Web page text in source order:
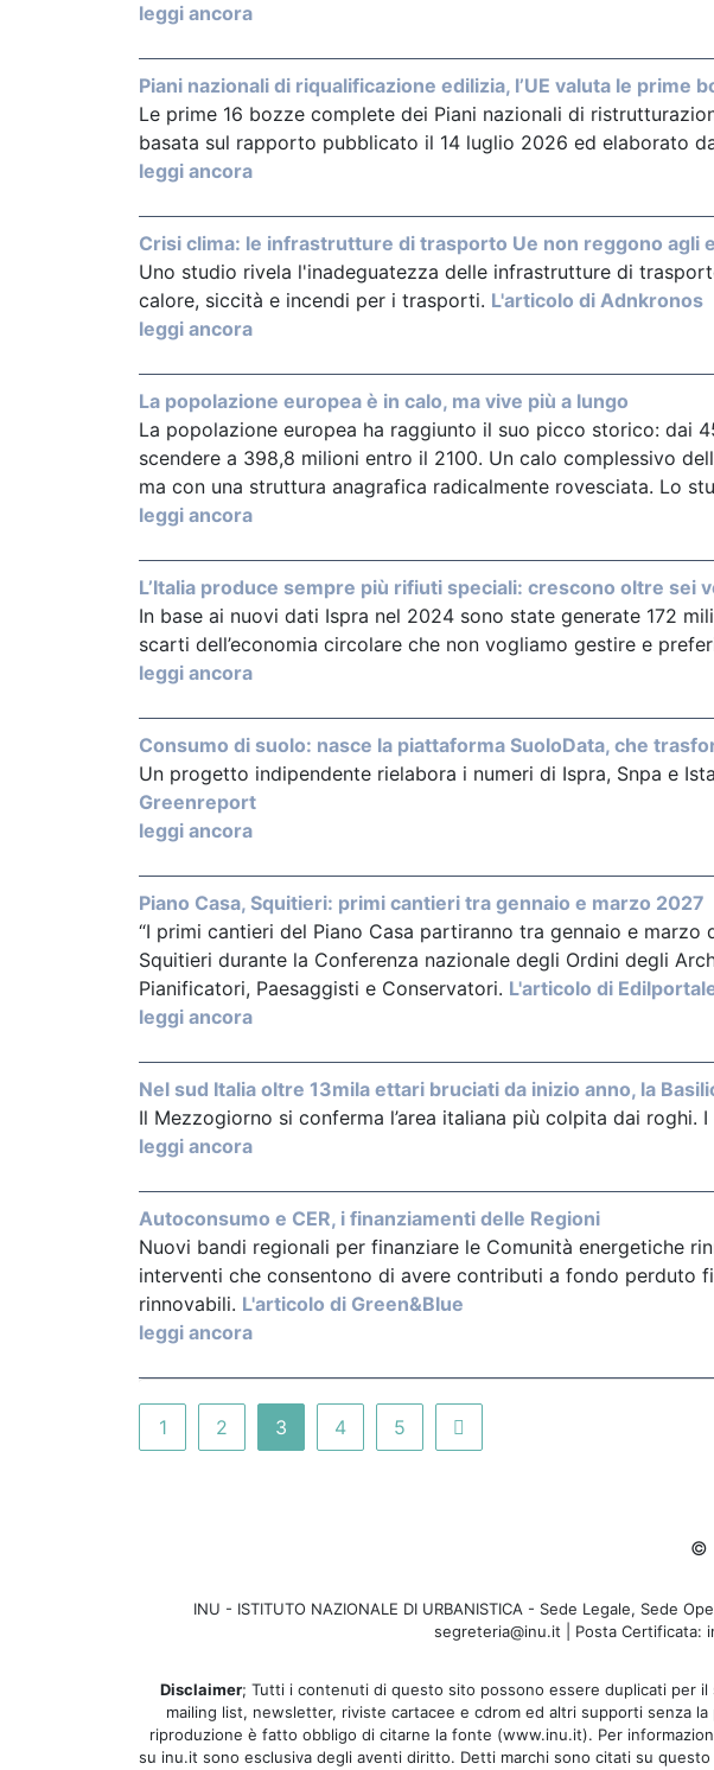
leggi ancora
Piani nazionali di riqualificazione edilizia, l’UE valuta le prime
Le prime 16 bozze complete dei Piani nazionali di
basata sul rapporto pubblicato il 14 luglio 2026 ed elaborato
leggi ancora
Crisi clima: le infrastrutture di trasporto Ue non reggono agli
Uno studio rivela l'inadeguatezza delle infrastrutture di
calore, siccità e incendi per i trasporti. L'articolo di Adnkronos
leggi ancora
La popolazione europea è in calo, ma vive più a lungo
La popolazione europea ha raggiunto il suo picco storico: dai
scendere a 398,8 milioni entro il 2100. Un calo complessivo
ma con una struttura anagrafica radicalmente rovesciata. Lo
leggi ancora
L’Italia produce sempre più rifiuti speciali: crescono oltre sei
In base ai nuovi dati Ispra nel 2024 sono state generate 172
scarti dell’economia circolare che non vogliamo gestire e
leggi ancora
Consumo di suolo: nasce la piattaforma SuoloData, che
Un progetto indipendente rielabora i numeri di Ispra, Snpa e
Greenreport
leggi ancora
Piano Casa, Squitieri: primi cantieri tra gennaio e marzo 2027
“I primi cantieri del Piano Casa partiranno tra gennaio e
Squitieri durante la Conferenza nazionale degli Ordini degli
Pianificatori, Paesaggisti e Conservatori. L'articolo di
leggi ancora
Nel sud Italia oltre 13mila ettari bruciati da inizio anno, la
Il Mezzogiorno si conferma l’area italiana più colpita dai roghi.
leggi ancora
Autoconsumo e CER, i finanziamenti delle Regioni
Nuovi bandi regionali per finanziare le Comunità energetiche
interventi che consentono di avere contributi a fondo perduto
rinnovabili. L'articolo di Green&Blue
leggi ancora
1 2 3 4 5
©
INU - ISTITUTO NAZIONALE DI URBANISTICA - Sede Legale, Sede
segreteria@inu.it | Posta Certificata:
Disclaimer; Tutti i contenuti di questo sito possono essere duplicati per
mailing list, newsletter, riviste cartacee e cdrom ed altri supporti senza
riproduzione è fatto obbligo di citarne la fonte (www.inu.it). Per
su inu.it sono esclusiva degli aventi diritto. Detti marchi sono citati su